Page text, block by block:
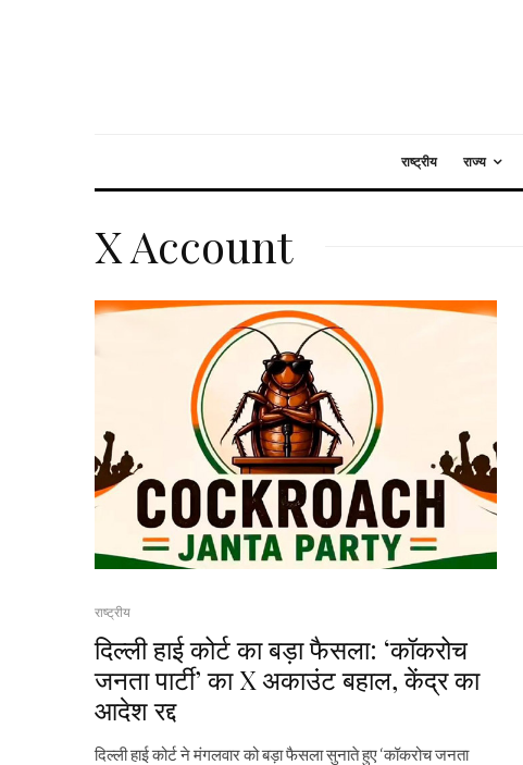
राष्ट्रीय राज्य
X Account
राष्ट्रीय
दिल्ली हाई कोर्ट का बड़ा फैसला: ‘कॉकरोच
जनता पार्टी’ का X अकाउंट बहाल, केंद्र का
आदेश रद्द
दिल्ली हाई कोर्ट ने मंगलवार को बड़ा फैसला सुनाते हुए ‘कॉकरोच जनता